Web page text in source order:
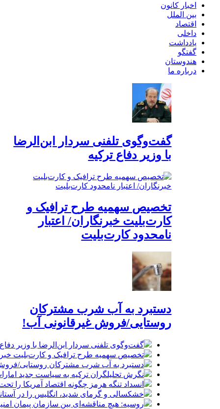
اخبار کانون
بین الملل
اقتصاد
داخلی
یادداشت
گفتگو
هندوستان
درباره ما
گفت‌وگوی تلفنی سردار ابن‌الرضا
با وزیر دفاع ترکیه
تخصیص سهمیه طرح ترافیک و
کارت‌بلیت خبرنگاران/ اعتبار
نامحدود کارت‌بلیت
دستبرد به آب شرب مشترکان
روستایی/فروش غیرقانونی آب!
گفت‌وگوی تلفنی سردار ابن‌الرضا با وزیر
تخصیص سهمیه طرح ترافیک و کارت‌بلیت
دستبرد به آب شرب مشترکان روستایی/
نگرش تحلیلگران ترکیه به سیاست جدید
انسداد تنگه هرمز چگونه اقتصاد آمریکا را
خشکسالی و گرمای شدید، انگلیس را در
روسیه: هیچ مناقشه‌ای بین سازمان پیمان